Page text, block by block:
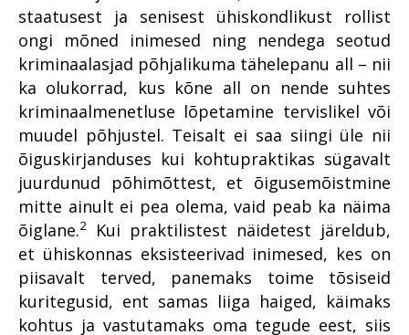
konfiskeerimine
Viru ringkonnaprokuratuur
aastal 2022
Prokuratuuri aastaraamat 2021
Alaealiste kokkupuude
kriminaalmenetlusega
Armastus on kelmile tõhus
Dekriminaliseerimine –
kuritegevusevastase võitluse
huvides ja heaks?
EPPO - uus lüli
kriminaalmenetluses
Prokuratuuri aastaraamat 2020
Peaprokuröri pöördumine
Kriminaalmenetluse statistika
Vahistamine ja
konfiskeerimine
Kuriteoohvrite kohtlemine
Alaealiste kokkupuude
kuritegevusega
Prokuratuuri aastaraamat 2019
Peaprokuröri pöördumine
Missioon, visioon ja
väärtused
Prokuratuuri tegevuse
ülevaade numbrites
Kannatanu kohtlemise parim
Prokuratuuri aastaraamat 2018
Riigi peaprokuröri
pöördumine
Prokuratuuri väärtused ja
strateegilised eesmärgid
Prokuratuuri tegevus 2018.
Prokuratuuri aastaraamat 2017
Riigi peaprokuröri
pöördumine
Prokuratuuri väärtused ja
strateegilised eesmärgid
Prokuratuuri aastaraamat 2016
Peaprokuröri pöördumine
Prokuratuuri aasta numbrites
staatusest ja senisest ühiskondlikust rollist
ongi mõned inimesed ning nendega seotud
kriminaalasjad põhjalikuma tähelepanu all – nii
ka olukorrad, kus kõne all on nende suhtes
kriminaalmenetluse lõpetamine tervislikel või
muudel põhjustel. Teisalt ei saa siingi üle nii
õiguskirjanduses kui kohtupraktikas sügavalt
juurdunud põhimõttest, et õigusemõistmine
mitte ainult ei pea olema, vaid peab ka näima
õiglane.2
Kui praktilistest näidetest järeldub,
et ühiskonnas eksisteerivad inimesed, kes on
piisavalt terved, panemaks toime tõsiseid
kuritegusid, ent samas liiga haiged, käimaks
kohtus ja vastutamaks oma tegude eest, siis